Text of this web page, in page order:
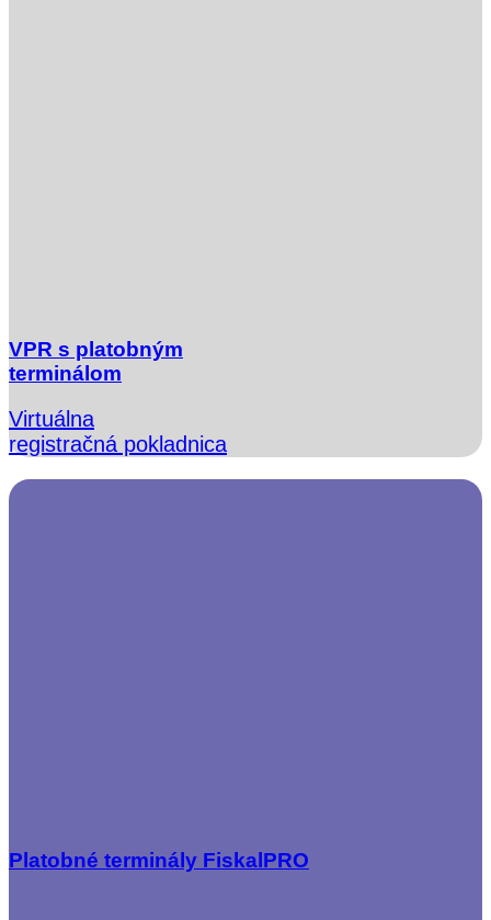
VPR s platobným
terminálom
Virtuálna
registračná pokladnica
Platobné terminály FiskalPRO